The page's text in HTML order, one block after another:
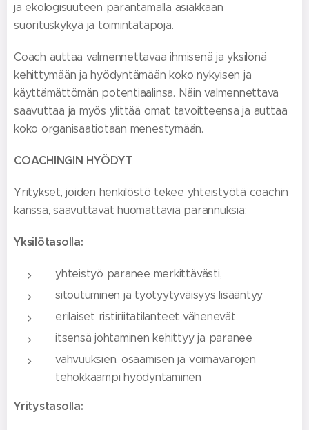
ja ekologisuuteen parantamalla asiakkaan
suorituskykyä ja toimintatapoja.
Coach auttaa valmennettavaa ihmisenä ja yksilönä
kehittymään ja hyödyntämään koko nykyisen ja
käyttämättömän potentiaalinsa. Näin valmennettava
saavuttaa ja myös ylittää omat tavoitteensa ja auttaa
koko organisaatiotaan menestymään.
COACHINGIN HYÖDYT
Yritykset, joiden henkilöstö tekee yhteistyötä coachin
kanssa, saavuttavat huomattavia parannuksia:
Yksilötasolla:
yhteistyö paranee merkittävästi,
sitoutuminen ja työtyytyväisyys lisääntyy
erilaiset ristiriitatilanteet vähenevät
itsensä johtaminen kehittyy ja paranee
vahvuuksien, osaamisen ja voimavarojen
tehokkaampi hyödyntäminen
Yritystasolla: